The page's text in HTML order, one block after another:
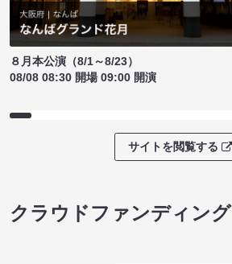
８月本公演（8/1～8/23）
08/08 08:30 開場 09:00 開演
サイトを閲覧する
クラウドファンディング